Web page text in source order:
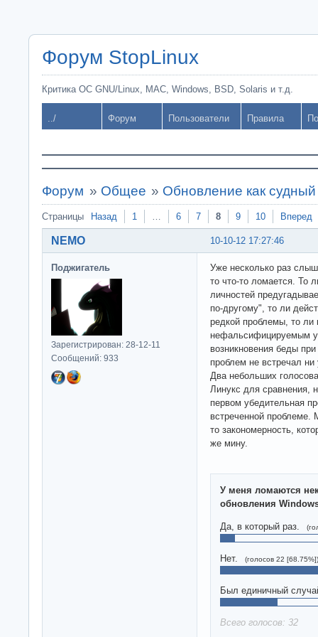
Форум StopLinux
Критика ОС GNU/Linux, MAC, Windows, BSD, Solaris и т.д.
../ Форум Пользователи Правила
Форум » Общее » Обновление как
Страницы Назад 1 … 6 7 8 9 10 Вперед
10-10-12 17:27:46
NEMO
Поджигатель
Зарегистрирован: 28-12-11
Сообщений: 933
Уже несколько раз
то что-то ломается. То
личностей
по-другому", то ли
редкой проблемы, то ли
нефальсифицируемым
возникновения беды
проблем не встречал
Два небольших
Линукс для сравнения,
первом убедительная
встреченной проблеме.
то закономерность,
же мину.
У меня ломаются
обновления
Да, в который раз.
Нет. (голосов 22 [68.75%])
Был единичный
Всего голосов: 32